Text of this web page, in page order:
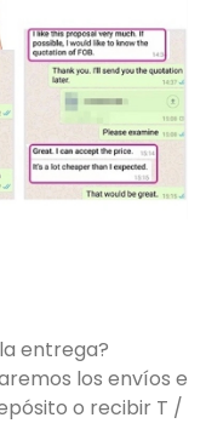
entrega?
los envíos e
o recibir T /